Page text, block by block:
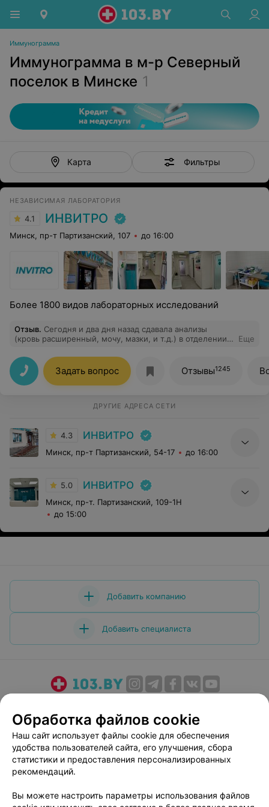
Иммунограмма
Иммунограмма в м-р Северный
поселок в Минске 1
Карта Фильтры
НЕЗАВИСИМАЯ ЛАБОРАТОРИЯ
4.1 ИНВИТРО
Минск, пр-т Партизанский, 107 до 16:00
Более 1800 видов лабораторных исследований
Отзыв. Сегодня и два дня назад сдавала анализы
(кровь расширенный, мочу, мазки, и т.д.) в отделении
список.Хочу сказать, спасибо! Все быстро (даже не
смотря на очереди!!!!),очень отзывчивый и
профессиональный мед персонал. Все анализы готовы
в срок, никаких вопросов, я осталась очень довольна!
сейчас встретишь.Спасибо,ещё раз за вашу работу)
Еще
Задать вопрос Отзывы1245
ДРУГИЕ АДРЕСА СЕТИ
4.3 ИНВИТРО
Минск, пр-т Партизанский, 54-17 до 16:00
5.0 ИНВИТРО
Минск, пр-т. Партизанский, 109-1Н
до 15:00
Добавить компанию
Добавить специалиста
Медицинский маркетинг
Публичный договор
Пользовательское соглашение
Способы оплаты
Вакансии
Партнеры
Персональные настройки cookie
Обработка файлов cookie
Наш сайт использует файлы cookie для обеспечения
удобства пользователей сайта, его улучшения, сбора
статистики и предоставления персонализированных
рекомендаций.
Вы можете настроить параметры использования файлов